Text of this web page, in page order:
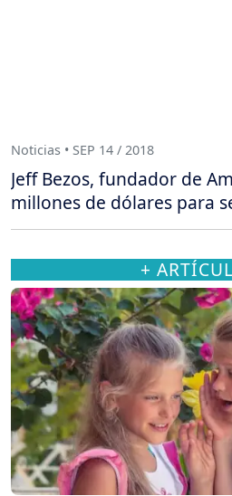
Noticias • SEP 14 / 2018
Jeff Bezos, fundador de
millones de dólares para
+